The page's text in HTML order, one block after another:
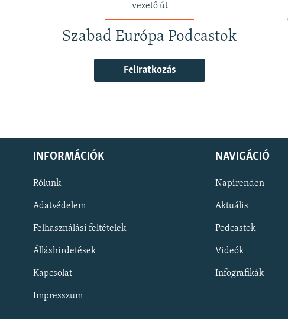
vezető út
Szabad Európa Podcastok
Feliratkozás
INFORMÁCIÓK
Rólunk
Adatvédelem
Felhasználási feltételek
Álláshirdetések
Kapcsolat
Impresszum
NAVIGÁCIÓ
Napirenden
Aktuális
Podcastok
Videók
Infografikák